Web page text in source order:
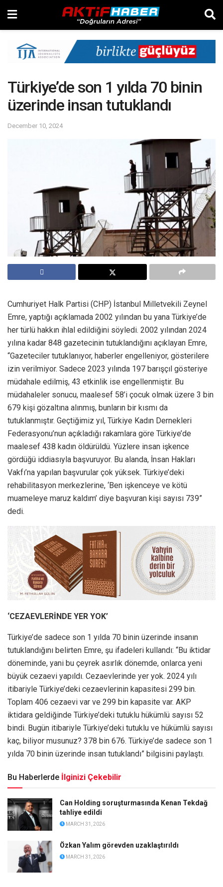
Türkiye’de son 1 yılda 70 binin
üzerinde insan tutuklandı
December 10, 2024
Cumhuriyet Halk Partisi (CHP) İstanbul Milletvekili Zeynel
Emre, yaptığı açıklamada 2002 yılından bu yana Türkiye’de
her türlü hakkın ihlal edildiğini söyledi. 2002 yılından 2024
yılına kadar 848 gazetecinin tutuklandığını açıklayan Emre,
“Gazeteciler tutuklanıyor, haberler engelleniyor, gösterilere
izin verilmiyor. Sadece 2023 yılında 197 barışçıl gösteriye
müdahale edilmiş, 43 etkinlik ise engellenmiştir. Bu
müdahaleler sonucu, maalesef 58’i çocuk olmak üzere 3 bin
679 kişi gözaltına alınmış, bunların bir kısmı da
tutuklanmıştır. Geçtiğimiz yıl, Türkiye Kadın Dernekleri
Federasyonu’nun açıkladığı rakamlara göre Türkiye’de
maalesef 438 kadın öldürüldü. Yüzlere insan işkence
gördüğü iddiasıyla başvuruyor. Bu alanda, İnsan Hakları
Vakfı’na yapılan başvurular çok yüksek. Türkiye’deki
rehabilitasyon merkezlerine, ‘Ben işkenceye ve kötü
muameleye maruz kaldım’ diye başvuran kişi sayısı 739”
dedi.
‘CEZAEVLERİNDE YER YOK’
Türkiye’de sadece son 1 yılda 70 binin üzerinde insanın
tutuklandığını belirten Emre, şu ifadeleri kullandı: “Bu iktidar
döneminde, yani bu çeyrek asırlık dönemde, onlarca yeni
büyük cezaevi yapıldı. Cezaevlerinde yer yok. 2024 yılı
itibariyle Türkiye’deki cezaevlerinin kapasitesi 299 bin.
Toplam 406 cezaevi var ve 299 bin kapasite var. AKP
iktidara geldiğinde Türkiye’deki tutuklu hükümlü sayısı 52
bindi. Bugün itibariyle Türkiye’deki tutuklu ve hükümlü sayısı
kaç, biliyor musunuz? 378 bin 676. Türkiye’de sadece son 1
yılda 70 binin üzerinde insan tutuklandı” bilgisini paylaştı.
Bu Haberlerde İlginizi Çekebilir
Can Holding soruşturmasında Kenan Tekdağ
tahliye edildi
MARCH 31, 2026
Özkan Yalım görevden uzaklaştırıldı
MARCH 31, 2026